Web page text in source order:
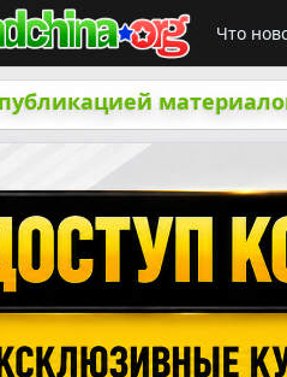
Что